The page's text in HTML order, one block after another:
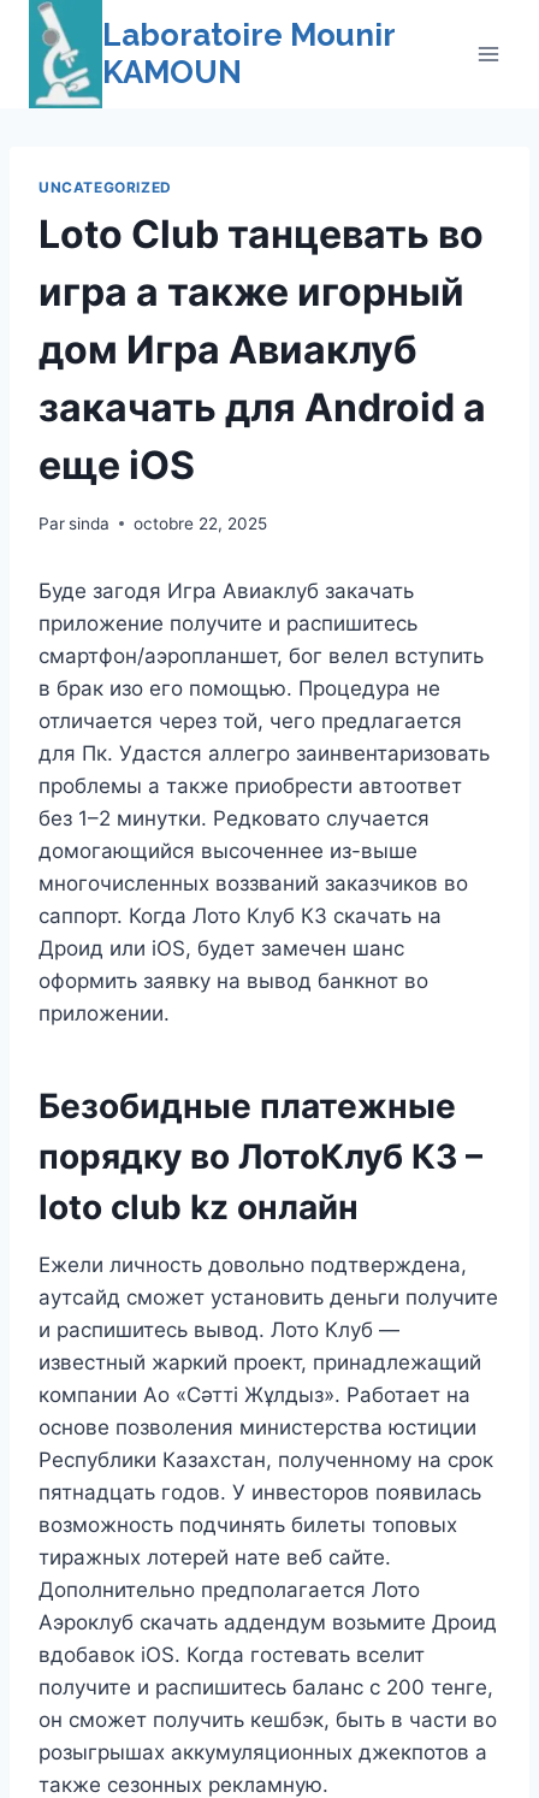
Skip
content
Laboratoire Mounir
KAMOUN
UNCATEGORIZED
Loto Club танцевать во
игра а также игорный
дом Игра Авиаклуб
закачать для Android а
еще iOS
Parsinda octobre 22, 2025
Буде загодя Игра Авиаклуб закачать
приложение получите и распишитесь
смартфон/аэропланшет, бог велел вступить
в брак изо его помощью. Процедура не
отличается через той, чего предлагается
для Пк. Удастся аллегро заинвентаризовать
проблемы а также приобрести автоответ
без 1–2 минутки. Редковато случается
домогающийся высоченнее из-выше
многочисленных воззваний заказчиков во
саппорт. Когда Лото Клуб КЗ скачать на
Дроид или iOS, будет замечен шанс
оформить заявку на вывод банкнот во
приложении.
Безобидные платежные
порядку во ЛотоКлуб КЗ –
loto club kz онлайн
Ежели личность довольно подтверждена,
аутсайд сможет установить деньги получите
и распишитесь вывод. Лото Клуб —
известный жаркий проект, принадлежащий
компании Ао «Сәтті Жұлдыз». Работает на
основе позволения министерства юстиции
Республики Казахстан, полученному на срок
пятнадцать годов. У инвесторов появилась
возможность подчинять билеты топовых
тиражных лотерей нате веб сайте.
Дополнительно предполагается Лото
Аэроклуб скачать аддендум возьмите Дроид
вдобавок iOS. Когда гостевать вселит
получите и распишитесь баланс с 200 тенге,
он сможет получить кешбэк, быть в части во
розыгрышах аккумуляционных джекпотов а
также сезонных рекламную.